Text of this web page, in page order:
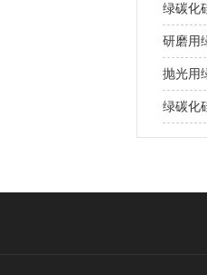
绿碳化
研磨用
抛光用
绿碳化